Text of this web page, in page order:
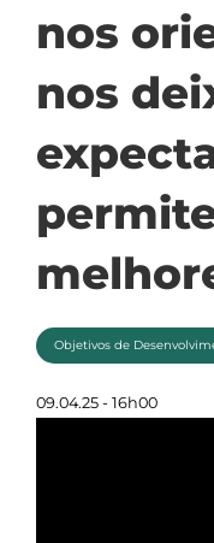
nos
nos
Objetivos de
09.04.25 - 16h00